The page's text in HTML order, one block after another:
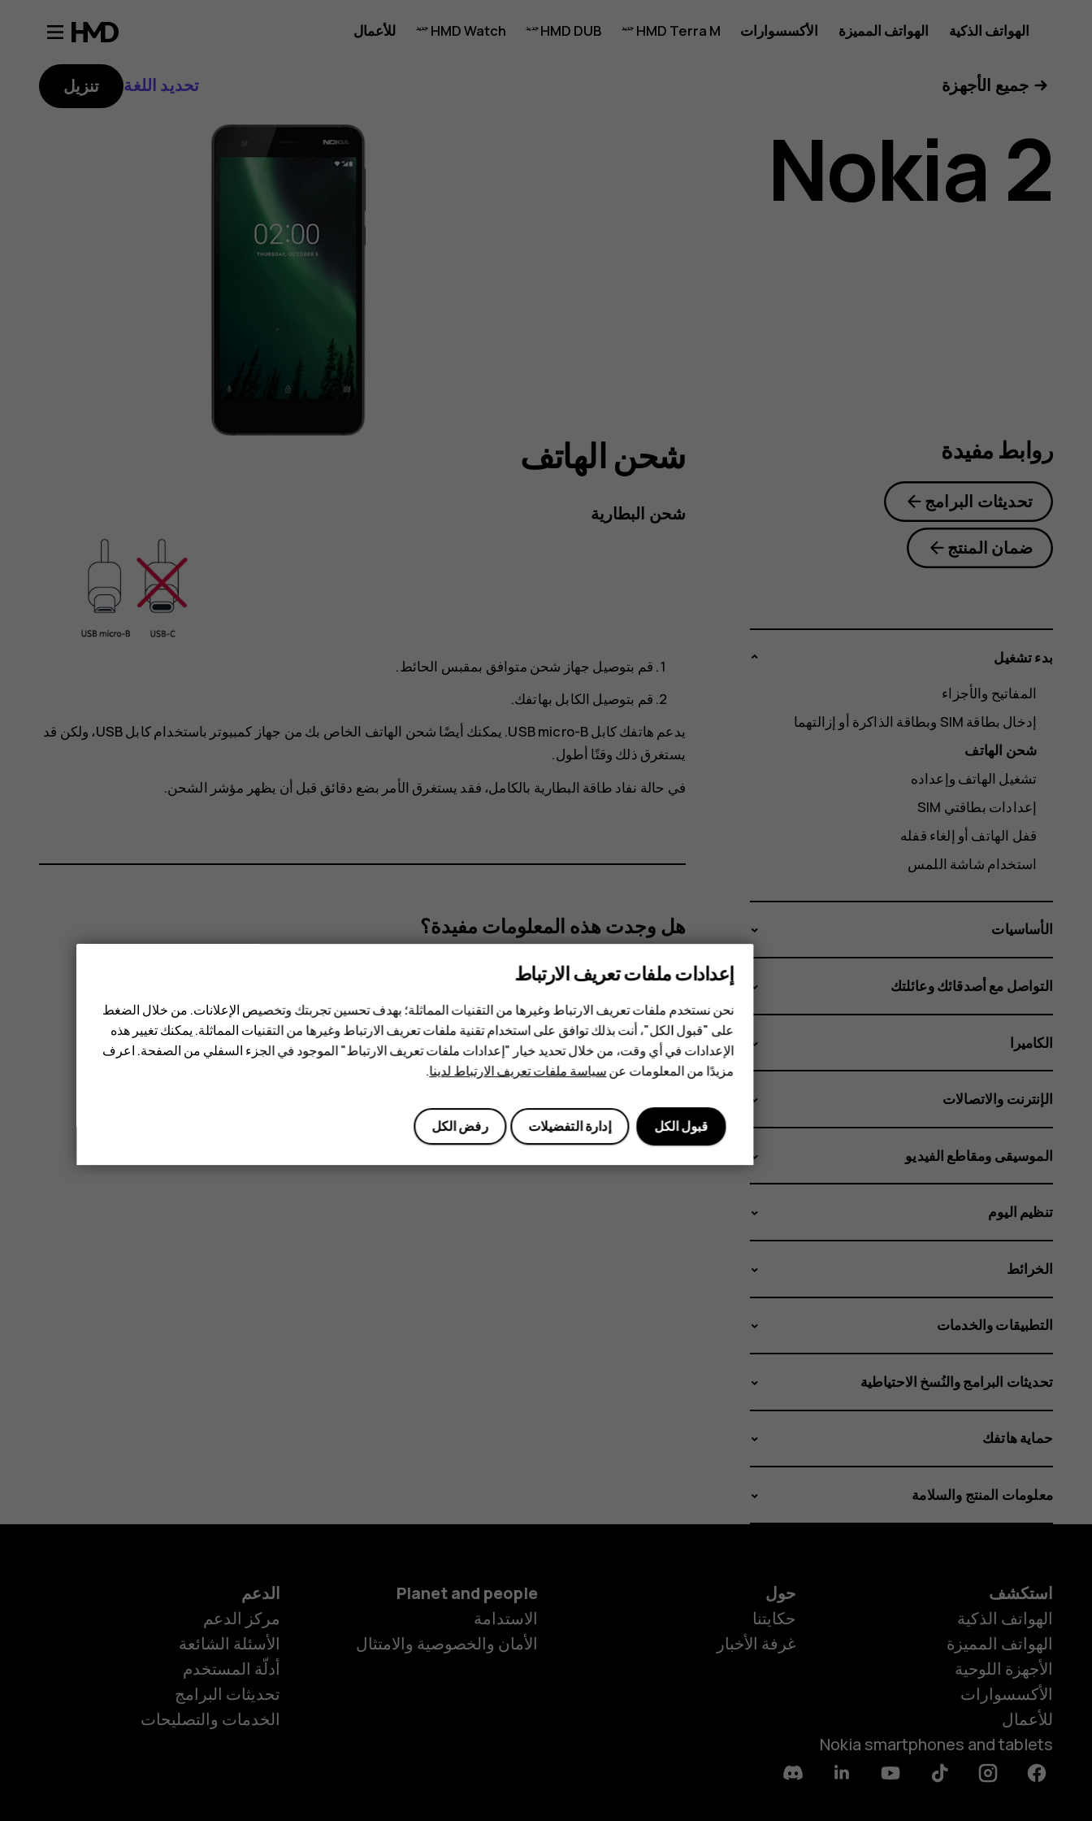
دليل
مستخدم
Nokia
الهواتف الذكية الهواتف المميزة الأكسسوارات HMD Terra M
HMD DUB
HMD Watch
للأعمال
الهواتف الذكية
جميع الأجهزة تحديد اللغة تنزيل
Nokia 2
شحن الهاتف
شحن البطارية
قم بتوصيل جهاز شحن متوافق بمقبس الحائط.
قم بتوصيل الكابل بهاتفك.
يدعم هاتفك كابل USB micro-B. يمكنك أيضًا شحن الهاتف الخاص بك من جهاز كمبيوتر باستخدام كابل ‪USB‬، ولكن قد
يستغرق ذلك وقتًا أطول.
في حالة نفاد طاقة البطارية بالكامل، فقد يستغرق الأمر بضع دقائق قبل أن يظهر مؤشر الشحن.
هل وجدت هذه المعلومات مفيدة؟
نعم لا
روابط مفيدة
تحديثات البرامج
ضمان المنتج
بدء تشغيل
المفاتيح والأجزاء
شحن الهاتف
تشغيل الهاتف وإعداده
إعدادات بطاقتي SIM
قفل الهاتف أو إلغاء قفله
استخدام شاشة اللمس
الأساسيات
التواصل مع أصدقائك وعائلتك
الكاميرا
الإنترنت والاتصالات
الموسيقى ومقاطع الفيديو
تنظيم اليوم
الخرائط
التطبيقات والخدمات
تحديثات البرامج والنُسخ الاحتياطية
حماية هاتفك
معلومات المنتج والسلامة
استكشف
الهواتف الذكية
الهواتف المميزة
الأجهزة اللوحية
الأكسسوارات
للأعمال
Nokia smartphones and tablets
حول
حكايتنا
غرفة الأخبار
Planet and people
الاستدامة
الأمان والخصوصية والامتثال
الدعم
مركز الدعم
الأسئلة الشائعة
أدلّة المستخدم
تحديثات البرامج
الخدمات والتصليحات
Facebook
Instagram
Tiktok
Youtube
Linkedin
Discord
إعدادات ملفات تعريف الارتباط
نحن نستخدم ملفات تعريف الارتباط وغيرها من التقنيات المماثلة؛ بهدف تحسين تجربتك وتخصيص الإعلانات. من خلال الضغط
على "قبول الكل"، أنت بذلك توافق على استخدام تقنية ملفات تعريف الارتباط وغيرها من التقنيات المماثلة. يمكنك تغيير هذه
الإعدادات في أي وقت، من خلال تحديد خيار "إعدادات ملفات تعريف الارتباط" الموجود في الجزء السفلي من الصفحة. اعرف
مزيدًا من المعلومات عنسياسة ملفات تعريف الارتباط لدينا.
رفض الكل إدارة التفضيلات قبول الكل